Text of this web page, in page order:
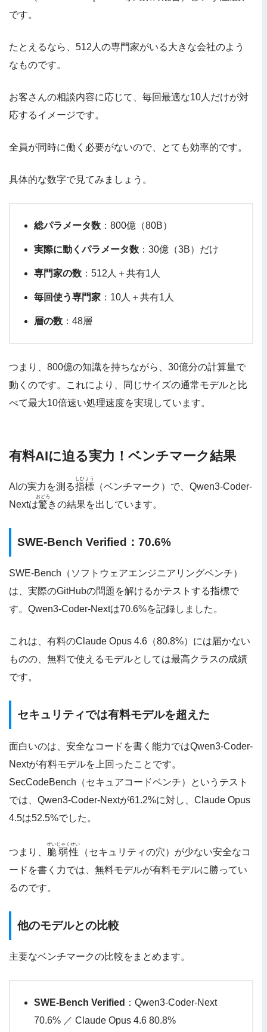
です。
たとえるなら、512人の専門家がいる大きな会社のよう
なものです。
お客さんの相談内容に応じて、毎回最適な10人だけが対
応するイメージです。
全員が同時に働く必要がないので、とても効率的です。
具体的な数字で見てみましょう。
総パラメータ数 ：800億（80B）
実際に動くパラメータ数 ：30億（3B）だけ
専門家の数 ：512人＋共有1人
毎回使う専門家 ：10人＋共有1人
層の数 ：48層
つまり、800億の知識を持ちながら、30億分の計算量で
動くのです。これにより、同じサイズの通常モデルと比
べて最大10倍速い処理速度を実現しています。
有料AIに迫る実力！ベンチマーク結果
AIの実力を測る指標
しひょう
（ベンチマーク）で、Qwen3-Coder-
Nextは驚
おどろ
きの結果を出しています。
SWE-Bench Verified：70.6%
SWE-Bench（ソフトウェアエンジニアリングベンチ）
は、実際のGitHubの問題を解けるかテストする指標で
す。Qwen3-Coder-Nextは70.6%を記録しました。
これは、有料のClaude Opus 4.6（80.8%）には届かない
ものの、無料で使えるモデルとしては最高クラスの成績
です。
セキュリティでは有料モデルを超えた
面白いのは、安全なコードを書く能力ではQwen3-Coder-
Nextが有料モデルを上回ったことです。
SecCodeBench（セキュアコードベンチ）というテスト
では、Qwen3-Coder-Nextが61.2%に対し、Claude Opus
4.5は52.5%でした。
つまり、 脆弱性
ぜいじゃくせい
（セキュリティの穴）が少ない安全なコ
ードを書く力では、無料モデルが有料モデルに勝ってい
るのです。
他のモデルとの比較
主要なベンチマークの比較をまとめます。
SWE-Bench Verified ：Qwen3-Coder-Next
70.6% ／ Claude Opus 4.6 80.8%